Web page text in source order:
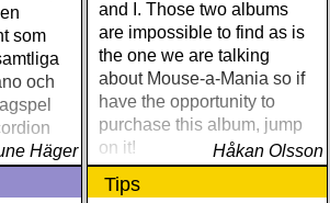
som
och
Häger
and I. Those two albums
are impossible to find as is
the one we are talking
about Mouse-a-Mania so if
have the opportunity to
purchase this album, jump
on it!
Håkan Olsson
Tips